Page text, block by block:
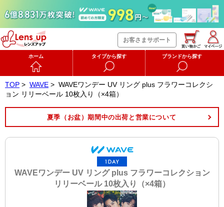
お客さまサポート
ホーム タイプから探す ブランドから探す
TOP > WAVE > WAVEワンデー UV リング plus フラワーコレクシ
ョン リリーベール 10枚入り（×4箱）
夏季（お盆）期間中の出荷と営業について
WAVEワンデー UV リング plus フラワーコレクション
リリーベール 10枚入り（×4箱）